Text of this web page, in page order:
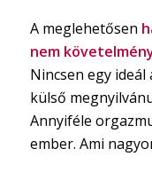
A meglehetősen
nem
Nincsen egy
külső
Annyiféle
ember. Ami